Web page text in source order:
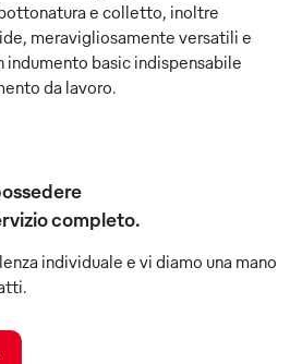
e colletto, inoltre
meravigliosamente versatili e
indumento basic indispensabile
da lavoro.
completo.
individuale e vi diamo una mano